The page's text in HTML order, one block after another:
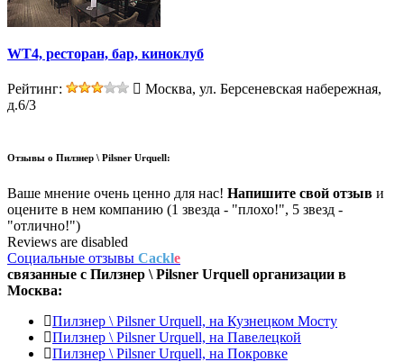
WT4, ресторан, бар, киноклуб
Рейтинг:
Москва, ул. Берсеневская набережная,
д.6/3
Отзывы о Пилзнер \ Pilsner Urquell:
Ваше мнение очень ценно для нас! Напишите свой отзыв и
оцените в нем компанию (1 звезда - "плохо!", 5 звезд -
"отлично!")
Reviews are disabled
Социальные отзывы Cackle
связанные с Пилзнер \ Pilsner Urquell организации в
Москва:
Пилзнер \ Pilsner Urquell, на Кузнецком Мосту
Пилзнер \ Pilsner Urquell, на Павелецкой
Пилзнер \ Pilsner Urquell, на Покровке